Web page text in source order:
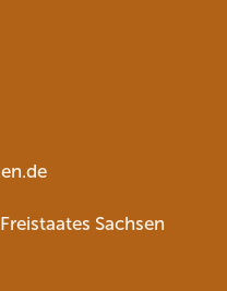
Sachsen